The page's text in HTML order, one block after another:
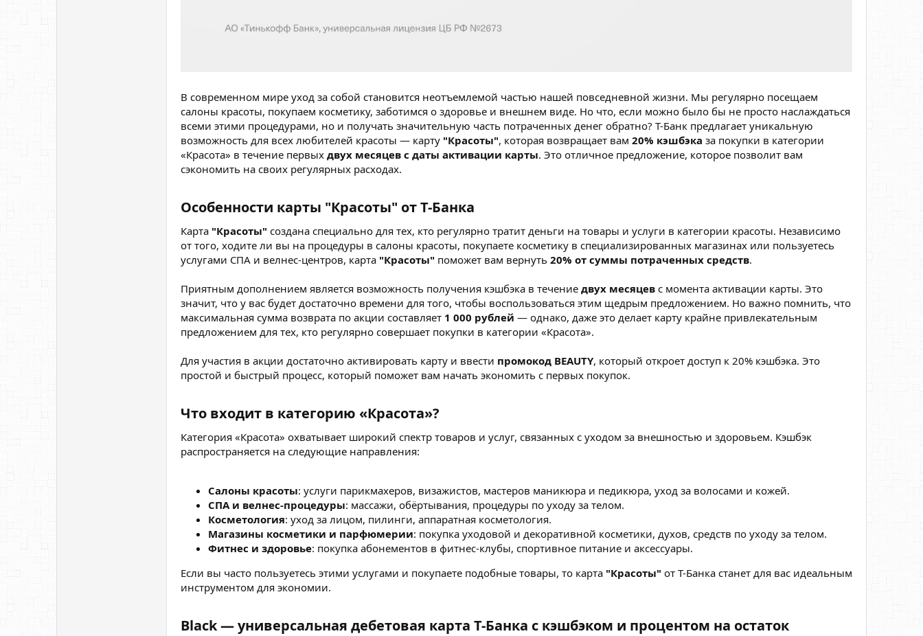
В современном мире уход за собой становится неотъемлемой частью нашей повседневной жизни. Мы регулярно посещаем
салоны красоты, покупаем косметику, заботимся о здоровье и внешнем виде. Но что, если можно было бы не просто наслаждаться
всеми этими процедурами, но и получать значительную часть потраченных денег обратно? Т-Банк предлагает уникальную
возможность для всех любителей красоты — карту "Красоты", которая возвращает вам 20% кэшбэка за покупки в категории
«Красота» в течение первых двух месяцев с даты активации карты. Это отличное предложение, которое позволит вам
сэкономить на своих регулярных расходах.
Особенности карты "Красоты" от Т-Банка
Карта "Красоты" создана специально для тех, кто регулярно тратит деньги на товары и услуги в категории красоты. Независимо
от того, ходите ли вы на процедуры в салоны красоты, покупаете косметику в специализированных магазинах или пользуетесь
услугами СПА и велнес-центров, карта "Красоты" поможет вам вернуть 20% от суммы потраченных средств.
Приятным дополнением является возможность получения кэшбэка в течение двух месяцев с момента активации карты. Это
значит, что у вас будет достаточно времени для того, чтобы воспользоваться этим щедрым предложением. Но важно помнить, что
максимальная сумма возврата по акции составляет 1 000 рублей — однако, даже это делает карту крайне привлекательным
предложением для тех, кто регулярно совершает покупки в категории «Красота».
Для участия в акции достаточно активировать карту и ввести промокод BEAUTY, который откроет доступ к 20% кэшбэка. Это
простой и быстрый процесс, который поможет вам начать экономить с первых покупок.
Что входит в категорию «Красота»?
Категория «Красота» охватывает широкий спектр товаров и услуг, связанных с уходом за внешностью и здоровьем. Кэшбэк
распространяется на следующие направления:
Салоны красоты: услуги парикмахеров, визажистов, мастеров маникюра и педикюра, уход за волосами и кожей.
СПА и велнес-процедуры: массажи, обёртывания, процедуры по уходу за телом.
Косметология: уход за лицом, пилинги, аппаратная косметология.
Магазины косметики и парфюмерии: покупка уходовой и декоративной косметики, духов, средств по уходу за телом.
Фитнес и здоровье: покупка абонементов в фитнес-клубы, спортивное питание и аксессуары.
Если вы часто пользуетесь этими услугами и покупаете подобные товары, то карта "Красоты" от Т-Банка станет для вас идеальным
инструментом для экономии.
Black — универсальная дебетовая карта Т-Банка с кэшбэком и процентом на остаток